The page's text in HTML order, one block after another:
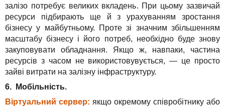
залізо потребує великих вкладень. При цьому зазвичай
ресурси підбирають ще й з урахуванням зростання
бізнесу у майбутньому. Проте зі значним збільшенням
масштабу бізнесу і його потреб, необхідно буде знову
закуповувати обладнання. Якщо ж, навпаки, частина
ресурсів з часом не використовувується, — це просто
зайві витрати на залізну інфраструктуру.
6. Мобільність.
Віртуальний сервер: якщо окремому співробітнику або